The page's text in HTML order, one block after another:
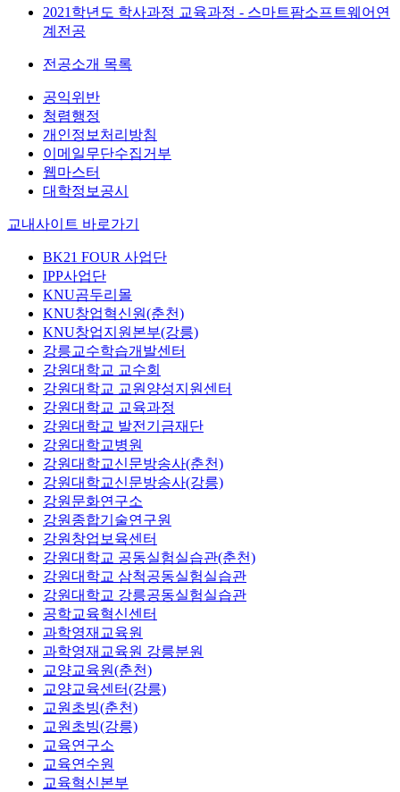
2021학년도 학사과정 교육과정 - 스마트팜소프트웨어연
계전공
전공소개 목록
공익위반
청렴행정
개인정보처리방침
이메일무단수집거부
웹마스터
대학정보공시
교내사이트 바로가기
BK21 FOUR 사업단
IPP사업단
KNU곰두리몰
KNU창업혁신원(춘천)
KNU창업지원본부(강릉)
강릉교수학습개발센터
강원대학교 교수회
강원대학교 교원양성지원센터
강원대학교 교육과정
강원대학교 발전기금재단
강원대학교병원
강원대학교신문방송사(춘천)
강원대학교신문방송사(강릉)
강원문화연구소
강원종합기술연구원
강원창업보육센터
강원대학교 공동실험실습관(춘천)
강원대학교 삼척공동실험실습관
강원대학교 강릉공동실험실습관
공학교육혁신센터
과학영재교육원
과학영재교육원 강릉분원
교양교육원(춘천)
교양교육센터(강릉)
교원초빙(춘천)
교원초빙(강릉)
교육연구소
교육연수원
교육혁신본부